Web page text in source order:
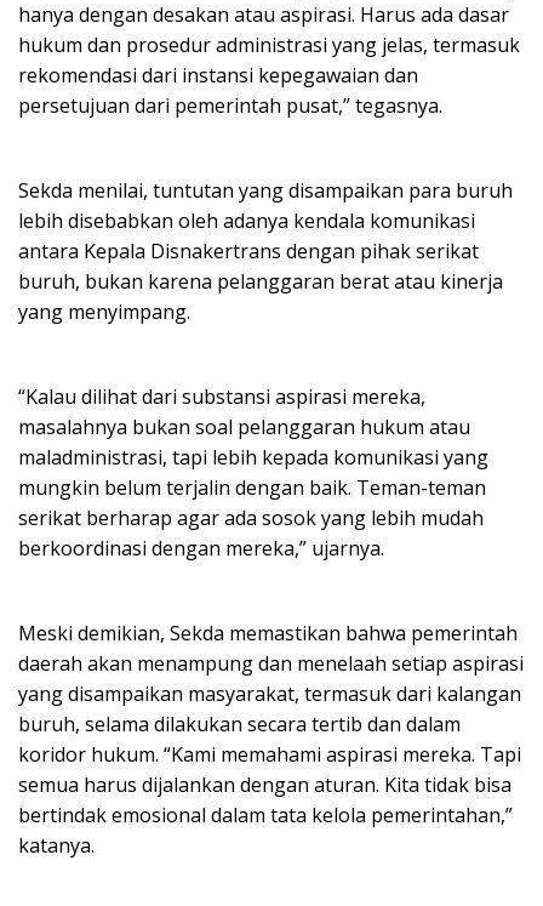
hanya dengan desakan atau aspirasi. Harus ada dasar
hukum dan prosedur administrasi yang jelas, termasuk
rekomendasi dari instansi kepegawaian dan
persetujuan dari pemerintah pusat,” tegasnya.
Sekda menilai, tuntutan yang disampaikan para buruh
lebih disebabkan oleh adanya kendala komunikasi
antara Kepala Disnakertrans dengan pihak serikat
buruh, bukan karena pelanggaran berat atau kinerja
yang menyimpang.
“Kalau dilihat dari substansi aspirasi mereka,
masalahnya bukan soal pelanggaran hukum atau
maladministrasi, tapi lebih kepada komunikasi yang
mungkin belum terjalin dengan baik. Teman-teman
serikat berharap agar ada sosok yang lebih mudah
berkoordinasi dengan mereka,” ujarnya.
Meski demikian, Sekda memastikan bahwa pemerintah
daerah akan menampung dan menelaah setiap aspirasi
yang disampaikan masyarakat, termasuk dari kalangan
buruh, selama dilakukan secara tertib dan dalam
koridor hukum. “Kami memahami aspirasi mereka. Tapi
semua harus dijalankan dengan aturan. Kita tidak bisa
bertindak emosional dalam tata kelola pemerintahan,”
katanya.